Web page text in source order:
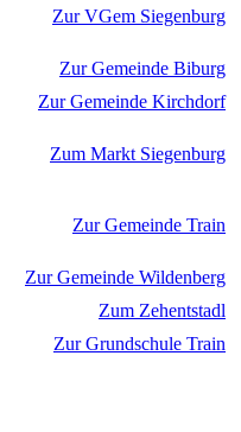
Zur VGem Siegenburg
Zur Gemeinde Biburg
Zur Gemeinde Kirchdorf
Zum Markt Siegenburg
Zur Gemeinde Train
Zur Gemeinde Wildenberg
Zum Zehentstadl
Zur Grundschule Train